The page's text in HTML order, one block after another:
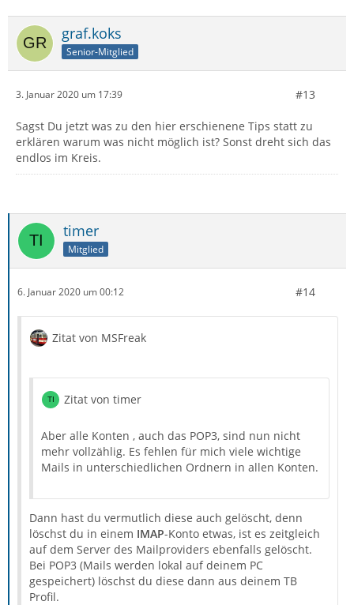
graf.koks
Senior-Mitglied
3. Januar 2020 um 17:39 #13
Sagst Du jetzt was zu den hier erschienene Tips statt zu
erklären warum was nicht möglich ist? Sonst dreht sich das
endlos im Kreis.
timer
Mitglied
6. Januar 2020 um 00:12 #14
Zitat von MSFreak
Zitat von timer
Aber alle Konten , auch das POP3, sind nun nicht
mehr vollzählig. Es fehlen für mich viele wichtige
Mails in unterschiedlichen Ordnern in allen Konten.
Dann hast du vermutlich diese auch gelöscht, denn
löschst du in einem IMAP-Konto etwas, ist es zeitgleich
auf dem Server des Mailproviders ebenfalls gelöscht.
Bei POP3 (Mails werden lokal auf deinem PC
gespeichert) löschst du diese dann aus deinem TB
Profil.